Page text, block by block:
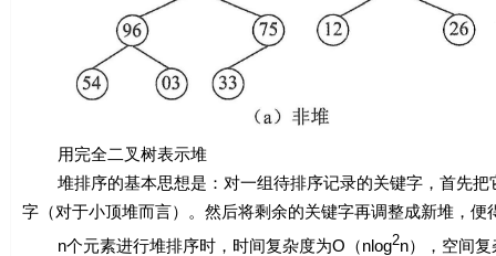
用完全二叉树表示堆
堆排序的基本思想是：对一组待排序记录的关键字，首先把
字（对于小顶堆而言）。然后将剩余的关键字再调整成新堆，
n个元素进行堆排序时，时间复杂度为O （nlog2n），空间复